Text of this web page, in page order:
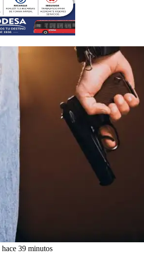
hace 39 minutos